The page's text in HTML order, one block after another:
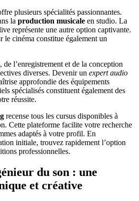
plusieurs spécialités passionnantes.
la production musicale en studio. La
représente une autre option captivante.
le cinéma constitue également un
l’enregistrement et de la conception
diverses. Devenir un expert audio
approfondie des équipements
spécialisés constituent également des
réussite.
recense tous les cursus disponibles à
Cette plateforme facilite votre recherche
adaptés à votre profil. En
initiale, trouvez rapidement l’option
professionnelles.
du son : une
et créative